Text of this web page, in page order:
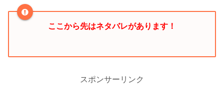
ここから先はネタバレがあります！
スポンサーリンク